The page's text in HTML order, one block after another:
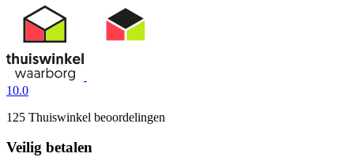
10.0
125 Thuiswinkel beoordelingen
Veilig betalen